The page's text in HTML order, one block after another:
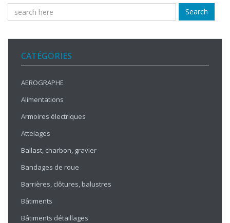
Search
CATÉGORIES
AEROGRAPHE
Alimentations
Armoires électriques
Attelages
Ballast, charbon, gravier
Bandages de roue
Barrières, clôtures, balustres
Bâtiments
Bâtiments détaillages